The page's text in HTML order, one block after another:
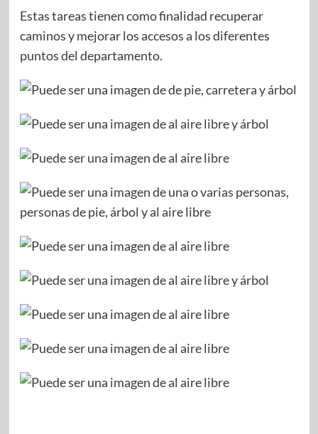
Estas tareas tienen como finalidad recuperar
caminos y mejorar los accesos a los diferentes
puntos del departamento.